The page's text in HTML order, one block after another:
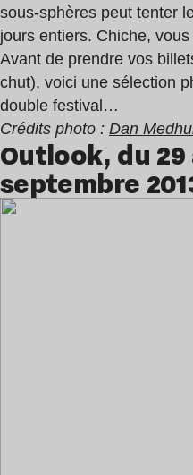
sous-sphères peut tenter
jours entiers. Chiche,
Avant de prendre vos
chut), voici une sélection
double festival…
Crédits photo : Dan
Outlook, du
septembre